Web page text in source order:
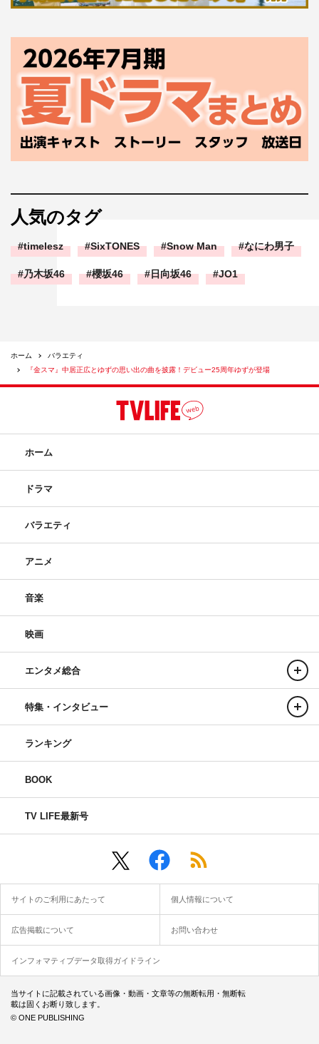
人気のタグ
timelesz SixTONES Snow Man なにわ男子
乃木坂46 櫻坂46 日向坂46 JO1
ホーム
バラエティ
『金スマ』中居正広とゆずの思い出の曲を披露！デビュー25周年ゆずが登場
ホーム
ドラマ
バラエティ
アニメ
音楽
映画
エンタメ総合
特集・インタビュー
ランキング
BOOK
TV LIFE最新号
サイトのご利用にあたって 個人情報について
広告掲載について お問い合わせ
インフォマティブデータ取得ガイドライン
当サイトに記載されている画像・動画・文章等の無断転用・無断転
載は固くお断り致します。
© ONE PUBLISHING